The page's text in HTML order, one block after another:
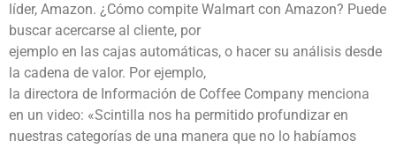
líder, Amazon. ¿Cómo compite Walmart con Amazon? Puede
buscar acercarse al cliente, por
ejemplo en las cajas automáticas, o hacer su análisis desde
la cadena de valor. Por ejemplo,
la directora de Información de Coffee Company menciona
en un video: «Scintilla nos ha permitido profundizar en
nuestras categorías de una manera que no lo habíamos